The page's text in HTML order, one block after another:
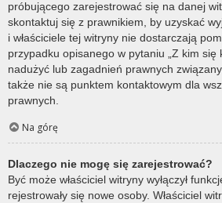
próbującego zarejestrować się na danej
skontaktuj się z prawnikiem, by uzyskać
i właściciele tej witryny nie dostarczają
przypadku opisanego w pytaniu „Z kim się
nadużyć lub zagadnień prawnych
także nie są punktem kontaktowym dla
prawnych.
Na górę
Dlaczego nie mogę się zarejestrować?
Być może właściciel witryny wyłączył
rejestrowały się nowe osoby. Właściciel